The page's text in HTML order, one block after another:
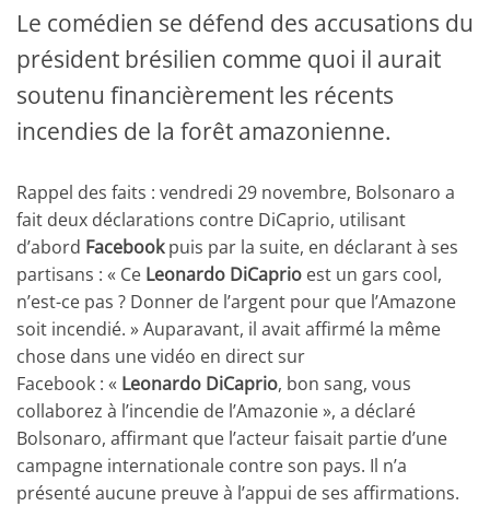
Le comédien se défend des accusations du
président brésilien comme quoi il aurait
soutenu financièrement les récents
incendies de la forêt amazonienne.
Rappel des faits : vendredi 29 novembre, Bolsonaro a
fait deux déclarations contre DiCaprio, utilisant
d’abord Facebookpuis par la suite, en déclarant à ses
partisans : « Ce Leonardo DiCaprio est un gars cool,
n’est-ce pas ? Donner de l’argent pour que l’Amazone
soit incendié. » Auparavant, il avait affirmé la même
chose dans une vidéo en direct sur
Facebook : « Leonardo DiCaprio, bon sang, vous
collaborez à l’incendie de l’Amazonie », a déclaré
Bolsonaro, affirmant que l’acteur faisait partie d’une
campagne internationale contre son pays. Il n’a
présenté aucune preuve à l’appui de ses affirmations.